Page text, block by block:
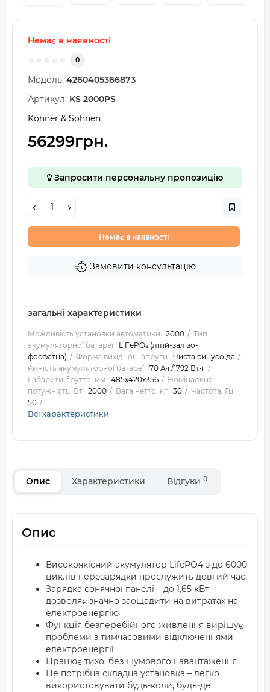
Немає в наявності
0
Модель: 4260405366873
Артикул: KS 2000PS
Könner & Söhnen
56299грн.
Запросити персональну пропозицію
Немає в наявності
Замовити консультацію
загальні характеристики
Можливість установки автоматики 2000
Тип
акумуляторної батареї
LiFePO₄ (літій-залізо-
фосфатна)
Форма вихідної напруги
Чиста синусоїда
Ємність акумуляторної батареї 70 А·г/1792 Вт·г
Габарити брутто, мм 485x420x356
Номінальна
потужність, Вт 2000 Вага нетто, кг 30
Частота, Гц
50
Всі характеристики
Опис Характеристики Відгуки 0
Опис
Високоякісний акумулятор LifePO4 з до 6000
циклів перезарядки прослужить довгий час
Зарядка сонячної панелі – до 1,65 кВт –
дозволяє значно заощадити на витратах на
електроенергію
Функція безперебійного живлення вирішує
проблеми з тимчасовими відключеннями
електроенергії
Працює тихо, без шумового навантаження
Не потрібна складна установка – легко
використовувати будь-коли, будь-де